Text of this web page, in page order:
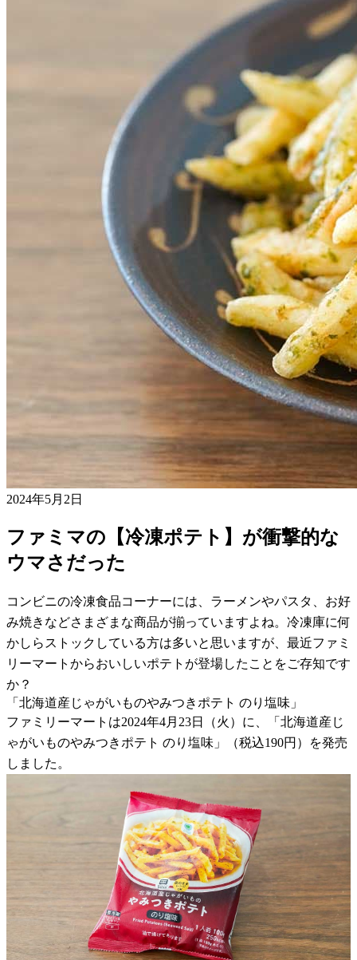
2024年5月2日
ファミマの【冷凍ポテト】が衝撃的な
ウマさだった
コンビニの冷凍食品コーナーには、ラーメンやパスタ、お好
み焼きなどさまざまな商品が揃っていますよね。冷凍庫に何
かしらストックしている方は多いと思いますが、最近ファミ
リーマートからおいしいポテトが登場したことをご存知です
か？
「北海道産じゃがいものやみつきポテト のり塩味」
ファミリーマートは2024年4月23日（火）に、「北海道産じ
ゃがいものやみつきポテト のり塩味」（税込190円）を発売
しました。